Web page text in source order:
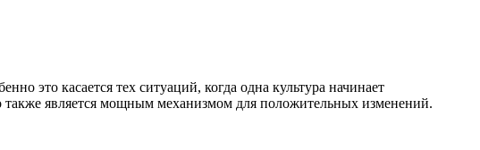
это касается тех ситуаций, когда одна культура начинает
также является мощным механизмом для положительных изменений.